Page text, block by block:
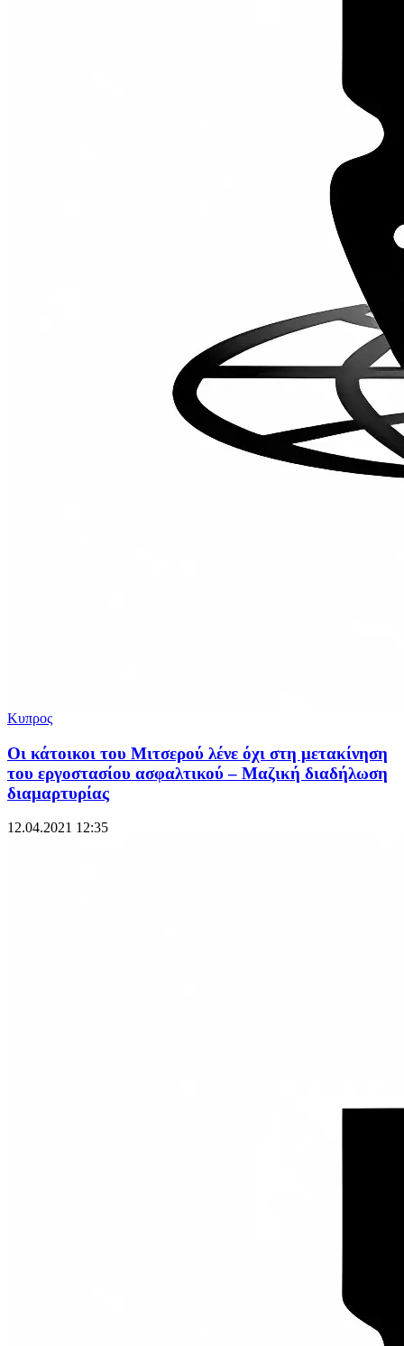
Κυπρος
Οι κάτοικοι του Μιτσερού λένε όχι στη μετακίνηση
του εργοστασίου ασφαλτικού – Μαζική διαδήλωση
διαμαρτυρίας
12.04.2021 12:35